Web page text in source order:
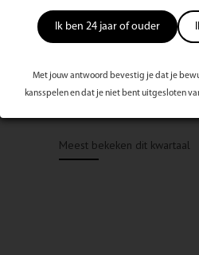
Ik ben 24 jaar of ouder
Met jouw antwoord bevestig je dat je
kansspelen en dat je niet bent uitgesloten
Meest bekeken dit kwartaal